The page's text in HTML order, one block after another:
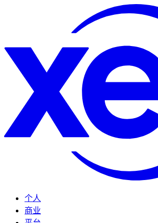
个人
商业